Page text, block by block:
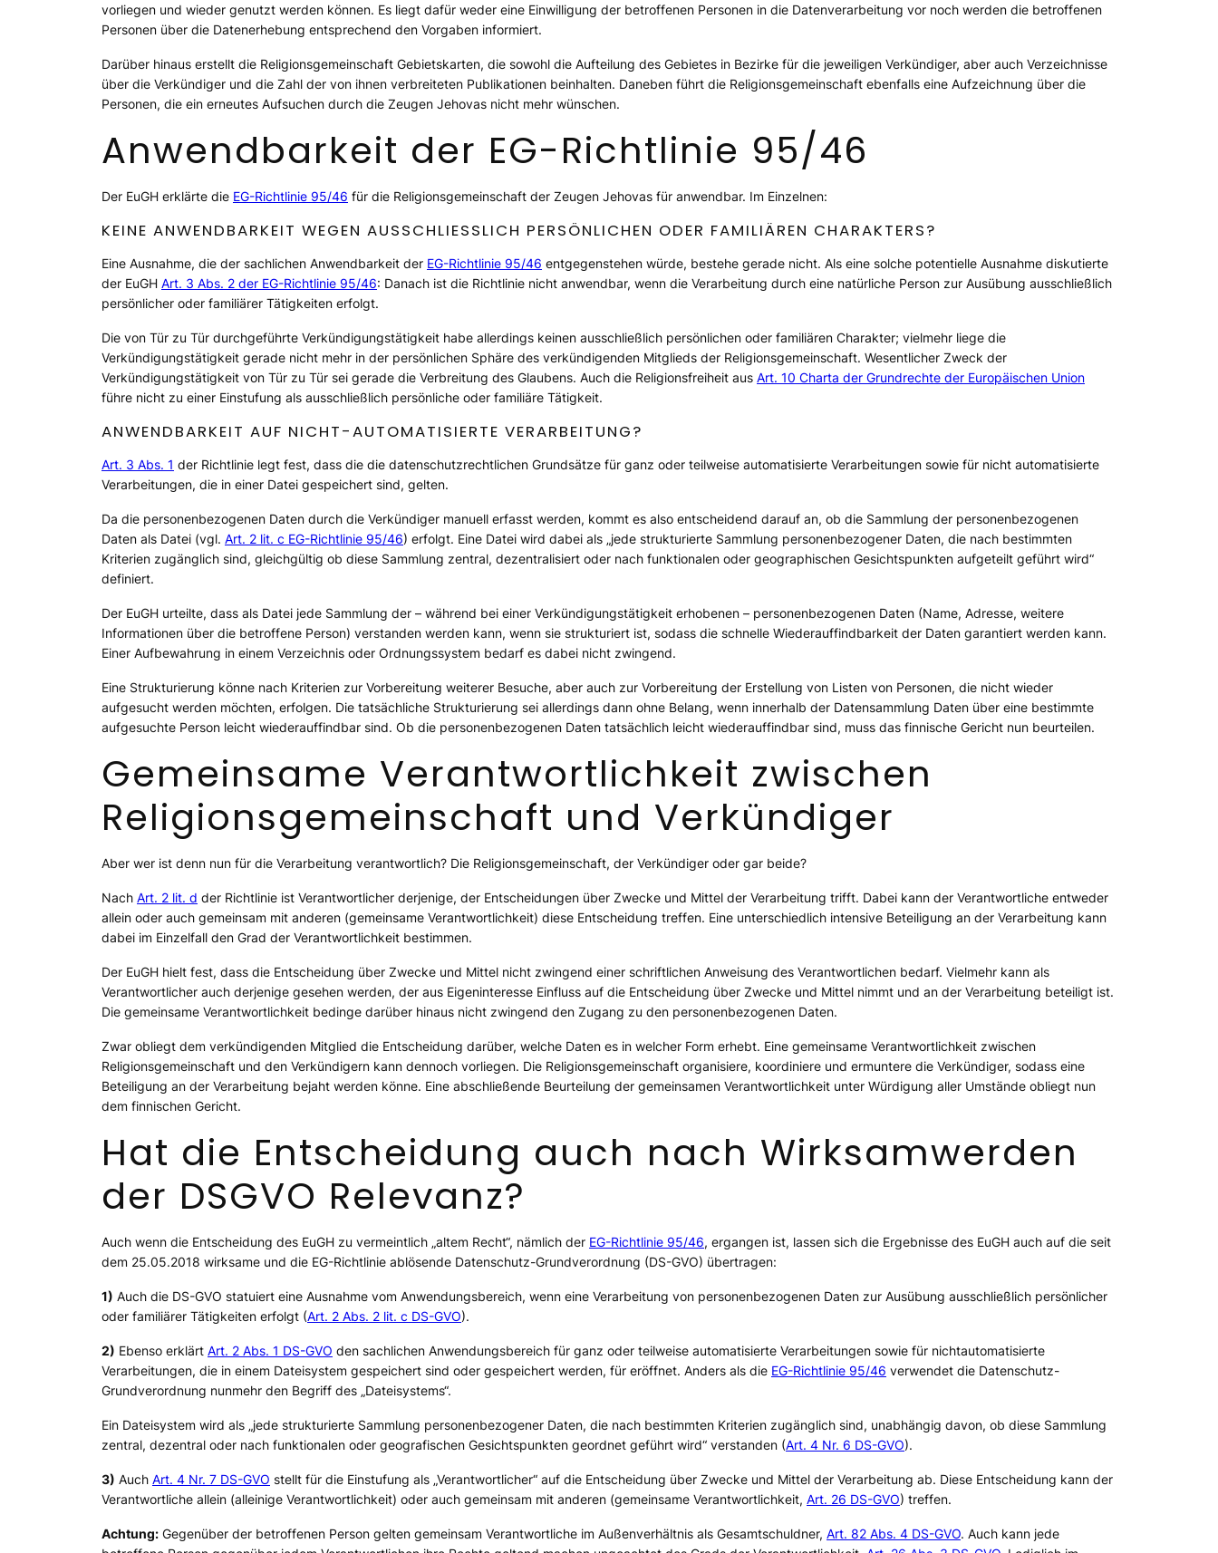
vorliegen und wieder genutzt werden können. Es liegt dafür weder eine Einwilligung der betroffenen Personen in die Datenverarbeitung vor noch werden die betroffenen
Personen über die Datenerhebung entsprechend den Vorgaben informiert.
Darüber hinaus erstellt die Religionsgemeinschaft Gebietskarten, die sowohl die Aufteilung des Gebietes in Bezirke für die jeweiligen Verkündiger, aber auch Verzeichnisse
über die Verkündiger und die Zahl der von ihnen verbreiteten Publikationen beinhalten. Daneben führt die Religionsgemeinschaft ebenfalls eine Aufzeichnung über die
Personen, die ein erneutes Aufsuchen durch die Zeugen Jehovas nicht mehr wünschen.
Anwendbarkeit der EG-Richtlinie 95/46
Der EuGH erklärte die EG-Richtlinie 95/46 für die Religionsgemeinschaft der Zeugen Jehovas für anwendbar. Im Einzelnen:
KEINE ANWENDBARKEIT WEGEN AUSSCHLIESSLICH PERSÖNLICHEN ODER FAMILIÄREN CHARAKTERS?
Eine Ausnahme, die der sachlichen Anwendbarkeit der EG-Richtlinie 95/46 entgegenstehen würde, bestehe gerade nicht. Als eine solche potentielle Ausnahme diskutierte
der EuGH Art. 3 Abs. 2 der EG-Richtlinie 95/46: Danach ist die Richtlinie nicht anwendbar, wenn die Verarbeitung durch eine natürliche Person zur Ausübung ausschließlich
persönlicher oder familiärer Tätigkeiten erfolgt.
Die von Tür zu Tür durchgeführte Verkündigungstätigkeit habe allerdings keinen ausschließlich persönlichen oder familiären Charakter; vielmehr liege die
Verkündigungstätigkeit gerade nicht mehr in der persönlichen Sphäre des verkündigenden Mitglieds der Religionsgemeinschaft. Wesentlicher Zweck der
Verkündigungstätigkeit von Tür zu Tür sei gerade die Verbreitung des Glaubens. Auch die Religionsfreiheit aus Art. 10 Charta der Grundrechte der Europäischen Union
führe nicht zu einer Einstufung als ausschließlich persönliche oder familiäre Tätigkeit.
ANWENDBARKEIT AUF NICHT-AUTOMATISIERTE VERARBEITUNG?
Art. 3 Abs. 1 der Richtlinie legt fest, dass die die datenschutzrechtlichen Grundsätze für ganz oder teilweise automatisierte Verarbeitungen sowie für nicht automatisierte
Verarbeitungen, die in einer Datei gespeichert sind, gelten.
Da die personenbezogenen Daten durch die Verkündiger manuell erfasst werden, kommt es also entscheidend darauf an, ob die Sammlung der personenbezogenen
Daten als Datei (vgl. Art. 2 lit. c EG-Richtlinie 95/46) erfolgt. Eine Datei wird dabei als „jede strukturierte Sammlung personenbezogener Daten, die nach bestimmten
Kriterien zugänglich sind, gleichgültig ob diese Sammlung zentral, dezentralisiert oder nach funktionalen oder geographischen Gesichtspunkten aufgeteilt geführt wird“
definiert.
Der EuGH urteilte, dass als Datei jede Sammlung der – während bei einer Verkündigungstätigkeit erhobenen – personenbezogenen Daten (Name, Adresse, weitere
Informationen über die betroffene Person) verstanden werden kann, wenn sie strukturiert ist, sodass die schnelle Wiederauffindbarkeit der Daten garantiert werden kann.
Einer Aufbewahrung in einem Verzeichnis oder Ordnungssystem bedarf es dabei nicht zwingend.
Eine Strukturierung könne nach Kriterien zur Vorbereitung weiterer Besuche, aber auch zur Vorbereitung der Erstellung von Listen von Personen, die nicht wieder
aufgesucht werden möchten, erfolgen. Die tatsächliche Strukturierung sei allerdings dann ohne Belang, wenn innerhalb der Datensammlung Daten über eine bestimmte
aufgesuchte Person leicht wiederauffindbar sind. Ob die personenbezogenen Daten tatsächlich leicht wiederauffindbar sind, muss das finnische Gericht nun beurteilen.
Gemeinsame Verantwortlichkeit zwischen
Religionsgemeinschaft und Verkündiger
Aber wer ist denn nun für die Verarbeitung verantwortlich? Die Religionsgemeinschaft, der Verkündiger oder gar beide?
Nach Art. 2 lit. d der Richtlinie ist Verantwortlicher derjenige, der Entscheidungen über Zwecke und Mittel der Verarbeitung trifft. Dabei kann der Verantwortliche entweder
allein oder auch gemeinsam mit anderen (gemeinsame Verantwortlichkeit) diese Entscheidung treffen. Eine unterschiedlich intensive Beteiligung an der Verarbeitung kann
dabei im Einzelfall den Grad der Verantwortlichkeit bestimmen.
Der EuGH hielt fest, dass die Entscheidung über Zwecke und Mittel nicht zwingend einer schriftlichen Anweisung des Verantwortlichen bedarf. Vielmehr kann als
Verantwortlicher auch derjenige gesehen werden, der aus Eigeninteresse Einfluss auf die Entscheidung über Zwecke und Mittel nimmt und an der Verarbeitung beteiligt ist.
Die gemeinsame Verantwortlichkeit bedinge darüber hinaus nicht zwingend den Zugang zu den personenbezogenen Daten.
Zwar obliegt dem verkündigenden Mitglied die Entscheidung darüber, welche Daten es in welcher Form erhebt. Eine gemeinsame Verantwortlichkeit zwischen
Religionsgemeinschaft und den Verkündigern kann dennoch vorliegen. Die Religionsgemeinschaft organisiere, koordiniere und ermuntere die Verkündiger, sodass eine
Beteiligung an der Verarbeitung bejaht werden könne. Eine abschließende Beurteilung der gemeinsamen Verantwortlichkeit unter Würdigung aller Umstände obliegt nun
dem finnischen Gericht.
Hat die Entscheidung auch nach Wirksamwerden
der DSGVO Relevanz?
Auch wenn die Entscheidung des EuGH zu vermeintlich „altem Recht“, nämlich der EG-Richtlinie 95/46, ergangen ist, lassen sich die Ergebnisse des EuGH auch auf die seit
dem 25.05.2018 wirksame und die EG-Richtlinie ablösende Datenschutz-Grundverordnung (DS-GVO) übertragen:
1) Auch die DS-GVO statuiert eine Ausnahme vom Anwendungsbereich, wenn eine Verarbeitung von personenbezogenen Daten zur Ausübung ausschließlich persönlicher
oder familiärer Tätigkeiten erfolgt (Art. 2 Abs. 2 lit. c DS-GVO).
2) Ebenso erklärt Art. 2 Abs. 1 DS-GVO den sachlichen Anwendungsbereich für ganz oder teilweise automatisierte Verarbeitungen sowie für nichtautomatisierte
Verarbeitungen, die in einem Dateisystem gespeichert sind oder gespeichert werden, für eröffnet. Anders als die EG-Richtlinie 95/46 verwendet die Datenschutz-
Grundverordnung nunmehr den Begriff des „Dateisystems“.
Ein Dateisystem wird als „jede strukturierte Sammlung personenbezogener Daten, die nach bestimmten Kriterien zugänglich sind, unabhängig davon, ob diese Sammlung
zentral, dezentral oder nach funktionalen oder geografischen Gesichtspunkten geordnet geführt wird“ verstanden (Art. 4 Nr. 6 DS-GVO).
3) Auch Art. 4 Nr. 7 DS-GVO stellt für die Einstufung als „Verantwortlicher“ auf die Entscheidung über Zwecke und Mittel der Verarbeitung ab. Diese Entscheidung kann der
Verantwortliche allein (alleinige Verantwortlichkeit) oder auch gemeinsam mit anderen (gemeinsame Verantwortlichkeit, Art. 26 DS-GVO) treffen.
Achtung: Gegenüber der betroffenen Person gelten gemeinsam Verantwortliche im Außenverhältnis als Gesamtschuldner, Art. 82 Abs. 4 DS-GVO. Auch kann jede